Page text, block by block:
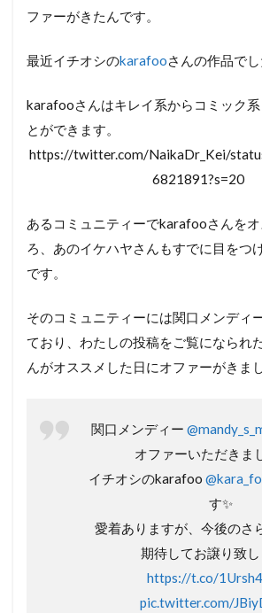
ファーがきたんです。
最近イチオシのkarafooさんの作品でし
karafooさんはキレイ系からコミック系
とができます。
https://twitter.com/NaikaDr_Kei/
6821891?s=20
あるコミュニティーでkarafooさんをオ
ろ、あのイケハヤさんもすでに目をつ
です。
そのコミュニティーには関口メンディ
ており、わたしの投稿をご覧になられ
んがオススメした日にオファーがきまし
関口メンディー
オファーいただきま
イチオシのkarafoo
す✨
愛着ありますが、今後のさ
期待してお譲り致し
https://t.co/
pic.twitter.com/